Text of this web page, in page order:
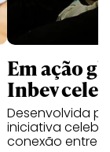
Em ação
Inbev
Desenvolvida
iniciativa
conexão entre